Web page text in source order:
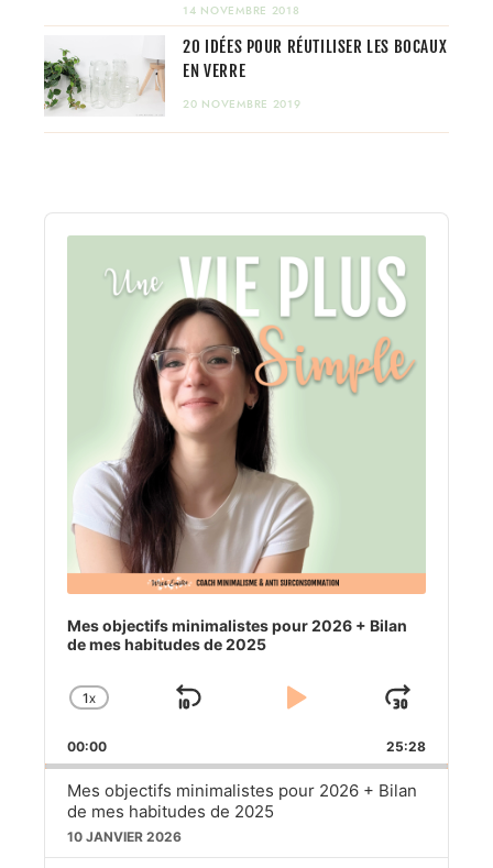
14 NOVEMBRE 2018
20 IDÉES POUR RÉUTILISER LES BOCAUX
EN VERRE
20 NOVEMBRE 2019
Audio
Player
Mes objectifs minimalistes pour 2026 + Bilan
de mes habitudes de 2025
CHANGE
RATE
1X
SKIP
BACKWARD
PLAY
PAUSE
00:00 25:28
Mes objectifs minimalistes pour 2026 + Bilan
de mes habitudes de 2025
10 JANVIER 2026